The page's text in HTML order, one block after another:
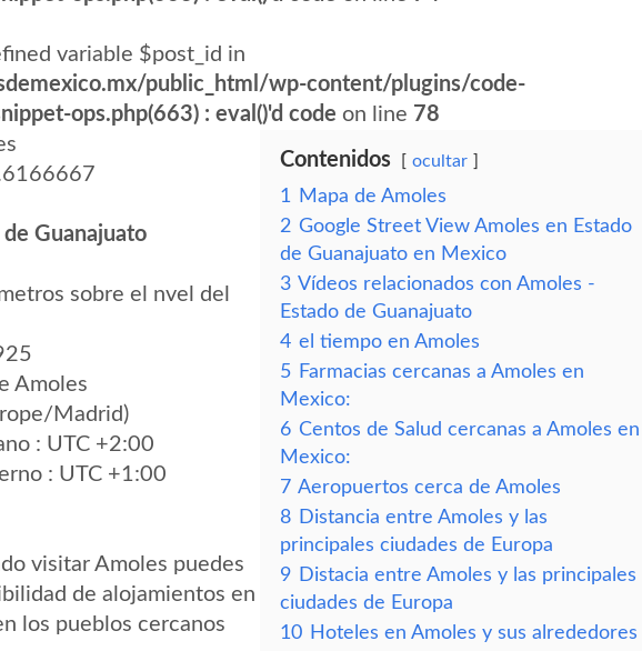
variable $post_id in
public_html/wp-content/plugins/code-
ops.php(663) : eval()'d code on line 78
de Guanajuato
sobre el nvel del
Amoles
Madrid)
: UTC +2:00
: UTC +1:00
visitar Amoles puedes
de alojamientos en
los pueblos cercanos
Contenidos ocultar
1
Mapa de Amoles
2 Google Street View Amoles en Estado
de Guanajuato en Mexico
3 Vídeos relacionados con Amoles -
Estado de Guanajuato
4 el tiempo en Amoles
5 Farmacias cercanas a Amoles en
Mexico:
6 Centos de Salud cercanas a Amoles en
Mexico:
7 Aeropuertos cerca de Amoles
8 Distancia entre Amoles y las
principales ciudades de Europa
9 Distacia entre Amoles y las principales
ciudades de Europa
10 Hoteles en Amoles y sus alrededores